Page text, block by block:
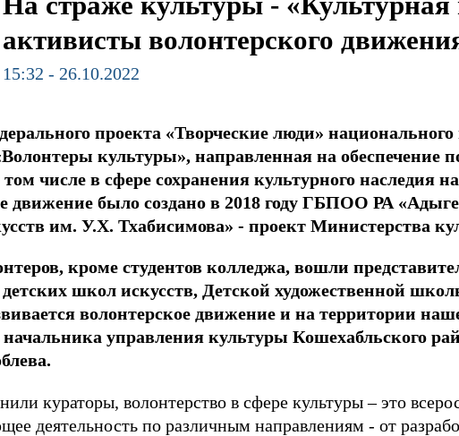
активисты волонтерского
15:32 - 26.10.2022
проекта «Творческие люди» национального
культуры», направленная на обеспечение
числе в сфере сохранения культурного наследия
движение было создано в 2018 году ГБПОО РА
им. У.Х. Тхабисимова» - проект Министерства
кроме студентов колледжа, вошли
школ искусств, Детской художественной
волонтерское движение и на территории
начальника управления культуры Кошехабльского
кураторы, волонтерство в сфере культуры – это
деятельность по различным направлениям - от